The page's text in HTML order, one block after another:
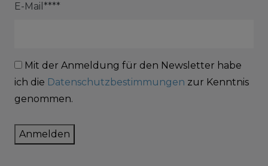
E-Mail****
Mit der Anmeldung für den Newsletter habe
ich die Datenschutzbestimmungen zur Kenntnis
genommen.
Anmelden